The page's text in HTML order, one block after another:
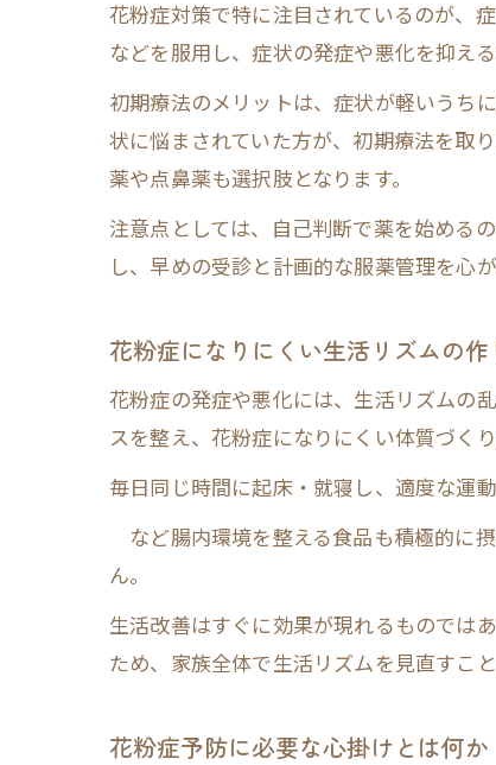
花粉症対策で特に注目されているのが、
などを服用し、症状の発症や悪化を抑え
初期療法のメリットは、症状が軽いうち
状に悩まされていた方が、初期療法を取
薬や点鼻薬も選択肢となります。
注意点としては、自己判断で薬を始める
し、早めの受診と計画的な服薬管理を心が
花粉症になりにくい生活リズムの作
花粉症の発症や悪化には、生活リズムの
スを整え、花粉症になりにくい体質づく
毎日同じ時間に起床・就寝し、適度な運
など腸内環境を整える食品も積極的に
ん。
生活改善はすぐに効果が現れるものでは
ため、家族全体で生活リズムを見直すこと
花粉症予防に必要な心掛けとは何か